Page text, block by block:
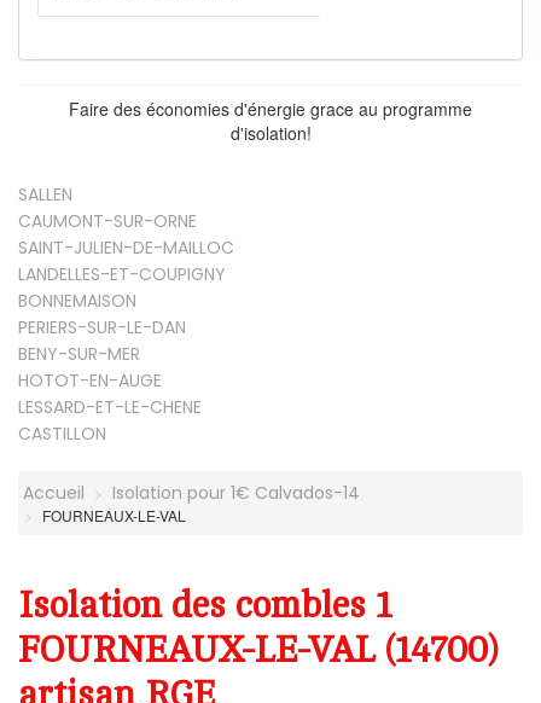
Faire des économies d'énergie grace au programme
d'isolation!
SALLEN
CAUMONT-SUR-ORNE
SAINT-JULIEN-DE-MAILLOC
LANDELLES-ET-COUPIGNY
BONNEMAISON
PERIERS-SUR-LE-DAN
BENY-SUR-MER
HOTOT-EN-AUGE
LESSARD-ET-LE-CHENE
CASTILLON
Accueil Isolation pour 1€ Calvados-14
FOURNEAUX-LE-VAL
Isolation des combles 1
FOURNEAUX-LE-VAL (14700)
artisan RGE